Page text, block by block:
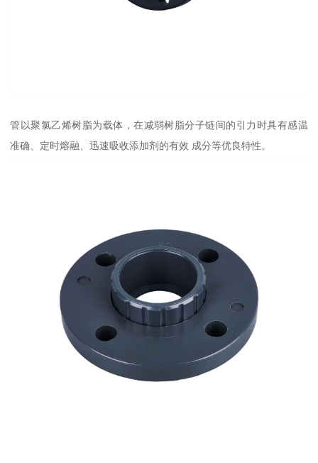
管以聚氯乙烯树脂为载体，在减弱树脂分子链间的引力时具有感温
准确、定时熔融、迅速吸收添加剂的有效 成分等优良特性。